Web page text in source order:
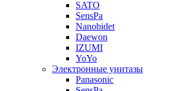
SATO
SensPa
Nanobidet
Daewon
IZUMI
YoYo
Электронные унитазы
Panasonic